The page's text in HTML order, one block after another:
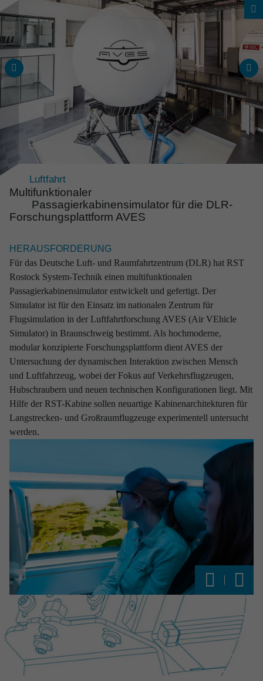
Luftfahrt
Multifunk­ti­o­naler
Passagier­ka­bi­nen­si­mu­lator für die DLR-
Forschungs­platt­form AVES
HERAUSFORDERUNG
Für das Deutsche Luft- und Raumfahrtzentrum (DLR) hat RST
Rostock System-Technik einen multifunktionalen
Passagierkabinensimulator entwickelt und gefertigt. Der
Simulator ist für den Einsatz im nationalen Zentrum für
Flugsimulation in der Luftfahrtforschung AVES (Air VEhicle
Simulator) in Braunschweig bestimmt. Als hochmoderne,
modular konzipierte Forschungsplattform dient AVES der
Untersuchung der dynamischen Interaktion zwischen Mensch
und Luftfahrzeug, wobei der Fokus auf Verkehrsflugzeugen,
Hubschraubern und neuen technischen Konfigurationen liegt. Mit
Hilfe der RST-Kabine sollen neuartige Kabinenarchitekturen für
Langstrecken- und Großraumflugzeuge experimentell untersucht
werden.
Zuver­läs­sige Lösungen
aus erfah­rener Hand
RST Rostock System-Technik ist Ihr
Entwicklungspartner mit umfassender Erfahrung in
Branchen, die sich durch einen hohen Anspruch an
Technik, Qualität und Sicherheit auszeichnen.
Ob beim Design fliegender Systeme, bei der Fertigung von
Bodenequipment für sensible Raumfahrtprodukte, bei der
Programmierung verteidigungsrelevanter Software oder bei der
Entwicklung spezieller Fertigungsanlagen: Unser Denken und
unsere Prozesse orientieren sich an maximalen Standards – und
werden zugleich jeder individuellen Herausforderung gerecht.
Wir verfügen nicht nur über interdisziplinäres Know-How in allen
Kernbereichen des Engineering, sondern profitieren darüber
hinaus auch von einem ganzheitlichen End-to-End-Verständnis
des Entwicklungszyklus komplexer Systeme und Produkte. Unser
Weitblick über Kompetenzbereiche, Prozessschritte und
Industriegrenzen hinaus bildet das Fundament unserer Arbeit.
Von der einfachen Engineering-Teilleistung bis hin zur
fertiggestellten Komplettlösung: Wir von RST garantieren
unseren Kunden exzellente Lösungen bei absoluter
Zuverlässigkeit.
KONTAKT
Marcus Paschen
Head of Sales & Marketing